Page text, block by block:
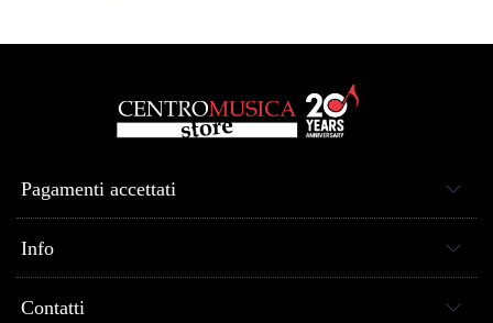
Pagamenti accettati
Info
Contatti